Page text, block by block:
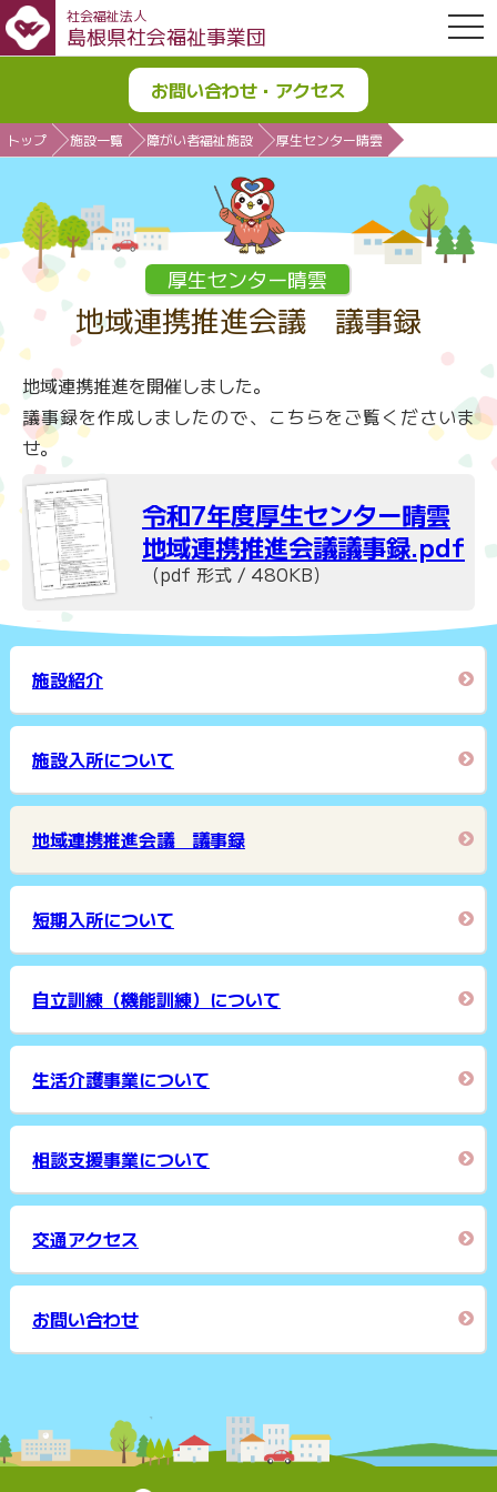
社会福祉法人
島根県社会福祉事業団
お問い合わせ・アクセス
トップ 施設一覧 障がい者福祉施設 厚生センター晴雲
厚生センター晴雲
地域連携推進会議 議事録
地域連携推進を開催しました。
議事録を作成しましたので、こちらをご覧くださいま
せ。
令和7年度厚生センター晴雲
地域連携推進会議議事録.pdf
（pdf 形式 / 480KB）
施設紹介
施設入所について
地域連携推進会議 議事録
短期入所について
自立訓練（機能訓練）について
生活介護事業について
相談支援事業について
交通アクセス
お問い合わせ